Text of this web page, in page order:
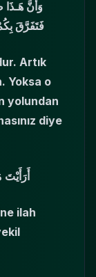
وَأَنَّ هَـذَا
Artık
Yoksa o
yolundan
diye
ilah